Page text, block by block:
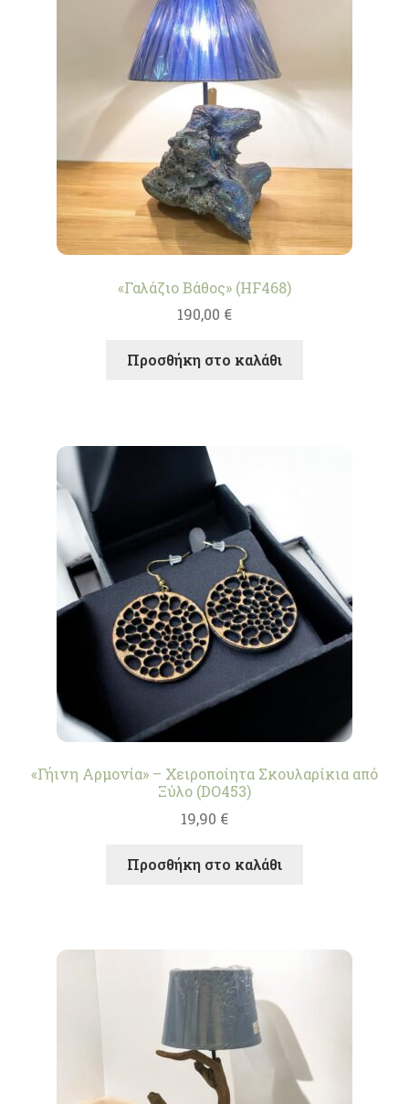
«Γαλάζιο Βάθος» (HF468)
190,00 €
Προσθήκη στο καλάθι
«Γήινη Αρμονία» – Χειροποίητα Σκουλαρίκια από
Ξύλο (DO453)
19,90 €
Προσθήκη στο καλάθι